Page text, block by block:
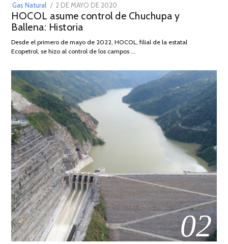
Gas Natural
POSTED
ON
2 DE MAYO DE 2020
DE
2026
HOCOL asume control de Chuchupa y
Ballena: Historia
Desde el primero de mayo de 2022, HOCOL, filial de la estatal
Ecopetrol, se hizo al control de los campos …
02